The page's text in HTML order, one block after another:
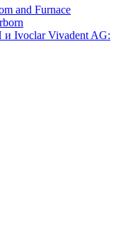
and Furnace
и Ivoclar Vivadent AG: